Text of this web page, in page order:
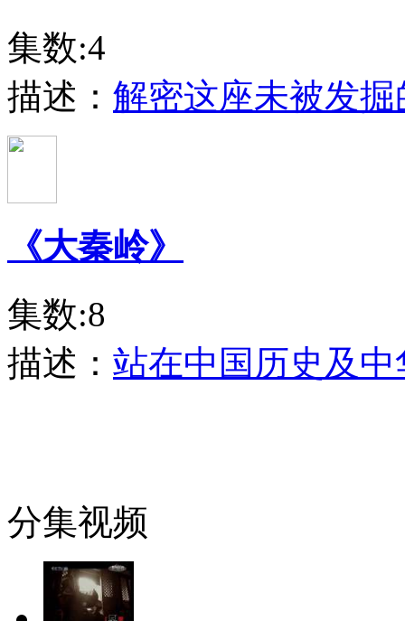
集数:4
描述： 解密这座未被发掘
《大秦岭》
集数:8
描述： 站在中国历史及
分集视频